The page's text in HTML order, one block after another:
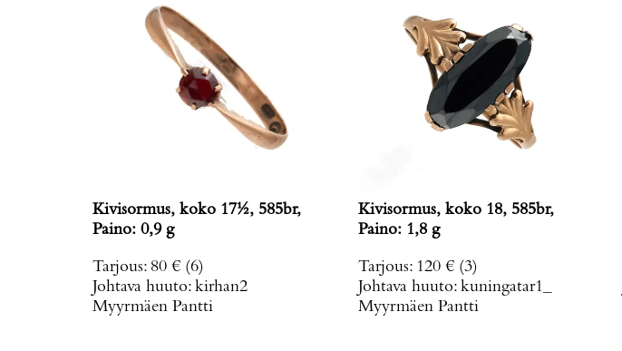
Kivisormus, koko 17½, 585br,
Paino: 0,9 g
Tarjous: 80 € (6)
Johtava huuto: kirhan2
Myyrmäen Pantti
Kivisormus, koko 18, 585br,
Paino: 1,8 g
Tarjous: 120 € (3)
Johtava huuto: kuningatar1_
Myyrmäen Pantti